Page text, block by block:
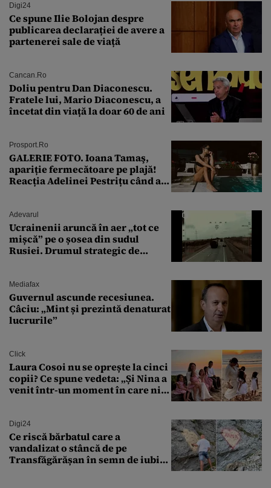
Digi24
Ce spune Ilie Bolojan despre
publicarea declarației de avere a
partenerei sale de viață
Cancan.ro
Doliu pentru Dan Diaconescu.
Fratele lui, Mario Diaconescu, a
încetat din viață la doar 60 de ani
Prosport.ro
GALERIE FOTO. Ioana Tamaş,
apariție fermecătoare pe plajă!
Reacția Adelinei Pestrițu când a
Adevarul
Ucrainenii aruncă în aer „tot ce
mișcă” pe o șosea din sudul
Rusiei. Drumul strategic de
Mediafax
Guvernul ascunde recesiunea.
Câciu: „Mint și prezintă denaturat
lucrurile”
Click
Laura Cosoi nu se oprește la cinci
copii? Ce spune vedeta: „Și Nina a
venit într-un moment în care nici
Digi24
Ce riscă bărbatul care a
vandalizat o stâncă de pe
Transfăgărășan în semn de iubire